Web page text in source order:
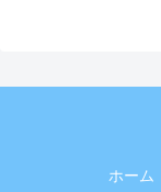
ホーム